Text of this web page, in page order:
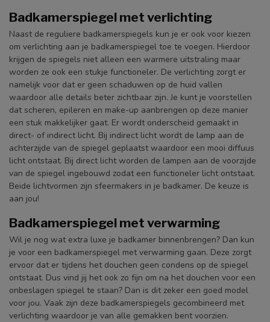
Badkamerspiegel met verlichting
Naast de reguliere badkamerspiegels kun je er ook voor kiezen
om verlichting aan je badkamerspiegel toe te voegen. Hierdoor
krijgen de spiegels niet alleen een warmere uitstraling maar
worden ze ook een stukje functioneler. De verlichting zorgt er
namelijk voor dat er geen schaduwen op de huid vallen
waardoor alle details beter zichtbaar zijn. Je kunt je voorstellen
dat scheren, epileren en make-up aanbrengen op deze manier
een stuk makkelijker gaat. Er wordt onderscheid gemaakt in
direct- of indirect licht. Bij indirect licht wordt de lamp aan de
achterzijde van de spiegel geplaatst waardoor een mooi diffuus
licht ontstaat. Bij direct licht worden de lampen aan de voorzijde
van de spiegel ingebouwd zodat een functioneler licht ontstaat.
Beide lichtvormen zijn sfeermakers in je badkamer. De keuze is
aan jou!
Badkamerspiegel met verwarming
Wil je nog wat extra luxe je badkamer binnenbrengen? Dan kun
je voor een badkamerspiegel met verwarming gaan. Deze zorgt
ervoor dat er tijdens het douchen geen condens op de spiegel
ontstaat. Dus vind jij het ook zo fijn om na het douchen voor een
onbeslagen spiegel te staan? Dan is dit zeker een goed model
voor jou. Vaak zijn deze badkamerspiegels gecombineerd met
verlichting waardoor je van alle gemakken bent voorzien.